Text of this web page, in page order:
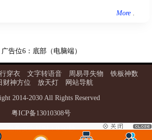
More .
广告位6：底部（电脑端）
穿衣 文字转语音 周易寻失物
铁板神数
财神方位
放天灯 网站导航
2014-2030 All Rights Reserved
粤ICP备13010308号
当前页面耗时：0.02秒